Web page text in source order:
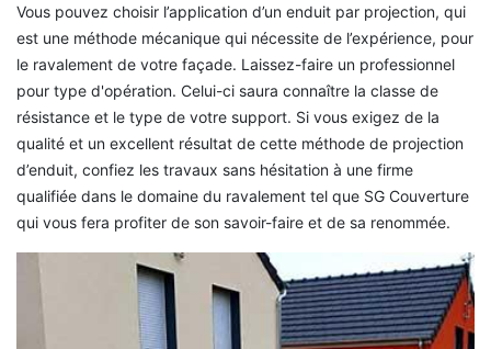
Vous pouvez choisir l’application d’un enduit par projection, qui
est une méthode mécanique qui nécessite de l’expérience, pour
le ravalement de votre façade. Laissez-faire un professionnel
pour type d'opération. Celui-ci saura connaître la classe de
résistance et le type de votre support. Si vous exigez de la
qualité et un excellent résultat de cette méthode de projection
d’enduit, confiez les travaux sans hésitation à une firme
qualifiée dans le domaine du ravalement tel que SG Couverture
qui vous fera profiter de son savoir-faire et de sa renommée.